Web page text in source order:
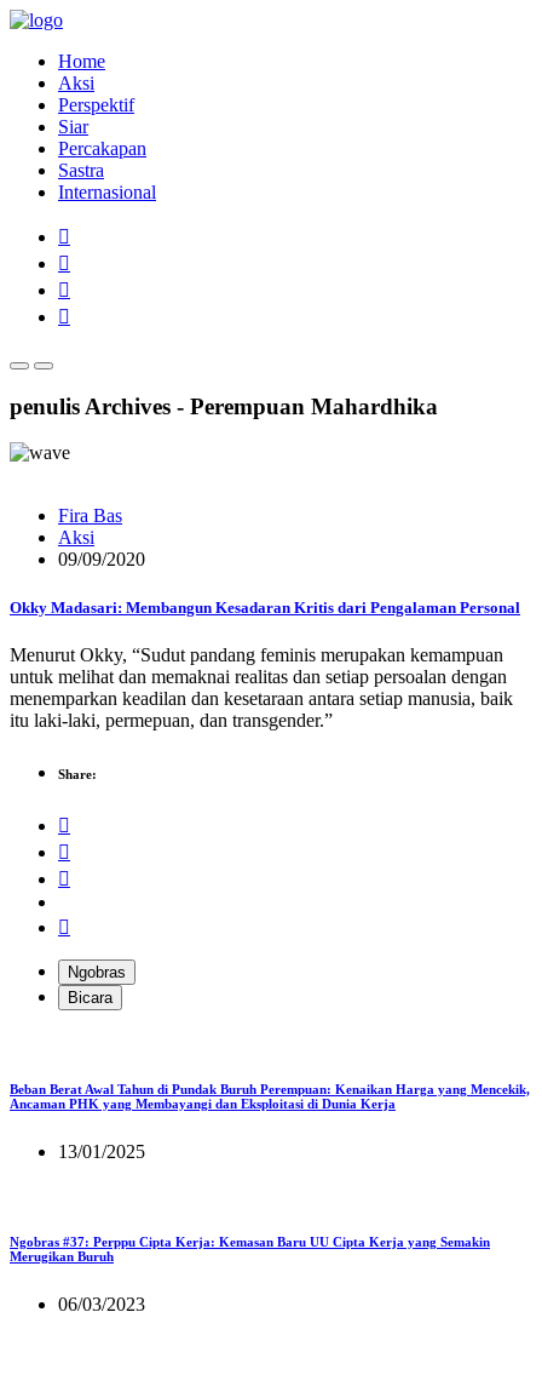
Home
Aksi
Perspektif
Siar
Percakapan
Sastra
Internasional
penulis Archives - Perempuan Mahardhika
Fira Bas
Aksi
09/09/2020
Okky Madasari: Membangun Kesadaran Kritis dari Pengalaman Personal
Menurut Okky, “Sudut pandang feminis merupakan kemampuan
untuk melihat dan memaknai realitas dan setiap persoalan dengan
menemparkan keadilan dan kesetaraan antara setiap manusia, baik
itu laki-laki, permepuan, dan transgender.”
Share:
Ngobras
Bicara
Beban Berat Awal Tahun di Pundak Buruh Perempuan: Kenaikan Harga yang Mencekik,
Ancaman PHK yang Membayangi dan Eksploitasi di Dunia Kerja
13/01/2025
Ngobras #37: Perppu Cipta Kerja: Kemasan Baru UU Cipta Kerja yang Semakin
Merugikan Buruh
06/03/2023